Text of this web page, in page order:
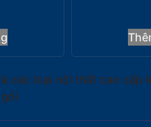
các loại nội thất cao